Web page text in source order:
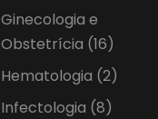
Ginecologia e
Obstetrícia (16)
Hematologia (2)
Infectologia (8)